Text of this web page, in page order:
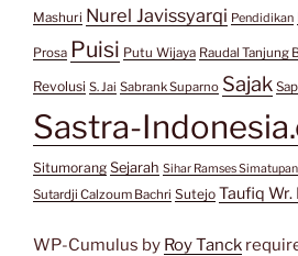
Mashuri Nurel Javissyarqi Pendidikan
Prosa Puisi Putu Wijaya Raudal Tanjung
Revolusi S. Jai Sabrank Suparno Sajak
Sastra-
Situmorang Sejarah Sihar Ramses
Sutardji Calzoum Bachri Sutejo Taufiq Wr.
WP-Cumulus by Roy Tanck